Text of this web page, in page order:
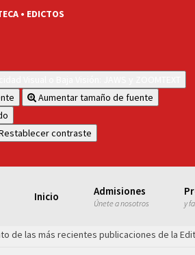
• EDICTOS
Aumentar tamaño de fuente
contraste
Inicio Admisiones
Únete a nosotros y
de las más recientes publicaciones de la